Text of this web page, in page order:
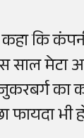
कि
साल मेटा
का
भी